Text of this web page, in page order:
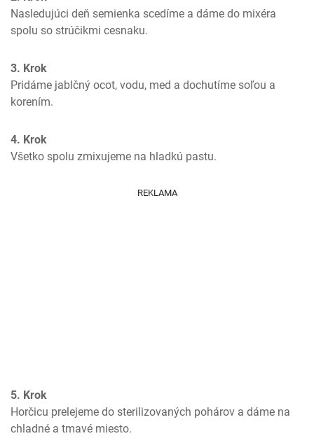
Nasledujúci deň semienka scedíme a dáme do mixéra
spolu so strúčikmi cesnaku.
3. Krok
Pridáme jablčný ocot, vodu, med a dochutíme soľou a
korením.
4. Krok
Všetko spolu zmixujeme na hladkú pastu.
REKLAMA
5. Krok
Horčicu prelejeme do sterilizovaných pohárov a dáme na
chladné a tmavé miesto.